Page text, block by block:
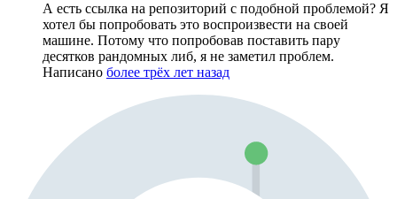
А есть ссылка на репозиторий с подобной проблемой? Я
хотел бы попробовать это воспроизвести на своей
машине. Потому что попробовав поставить пару
десятков рандомных либ, я не заметил проблем.
Написано более трёх лет назад